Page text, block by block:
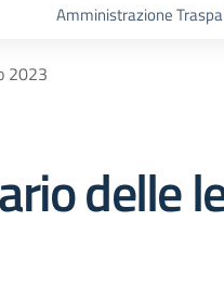
Amministrazione
2023
delle